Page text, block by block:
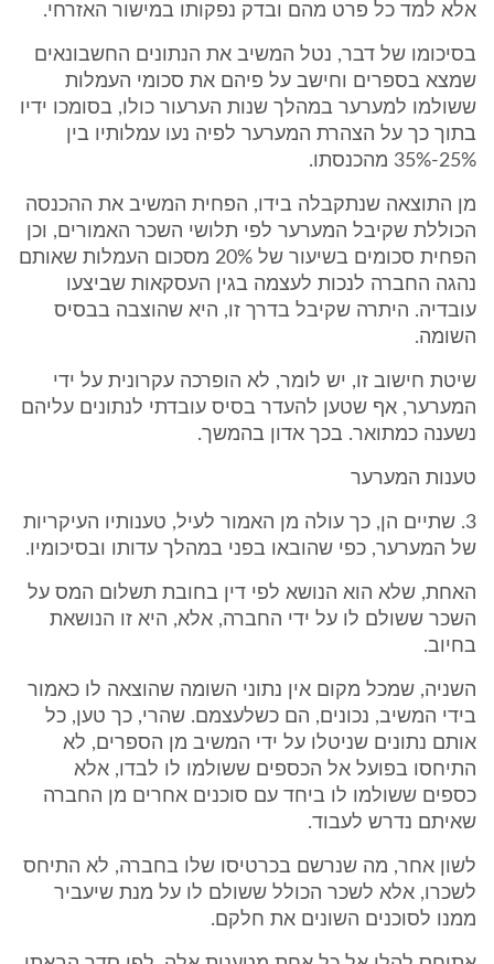
אלא למד כל פרט מהם ובדק נפקותו במישור האזרחי.
בסיכומו של דבר, נטל המשיב את הנתונים החשבונאים
שמצא בספרים וחישב על פיהם את סכומי העמלות
ששולמו למערער במהלך שנות הערעור כולו, בסומכו ידיו
בתוך כך על הצהרת המערער לפיה נעו עמלותיו בין
35%-25% מהכנסתו.
מן התוצאה שנתקבלה בידו, הפחית המשיב את ההכנסה
הכוללת שקיבל המערער לפי תלושי השכר האמורים, וכן
הפחית סכומים בשיעור של 20% מסכום העמלות שאותם
נהגה החברה לנכות לעצמה בגין העסקאות שביצעו
עובדיה. היתרה שקיבל בדרך זו, היא שהוצבה בבסיס
השומה.
שיטת חישוב זו, יש לומר, לא הופרכה עקרונית על ידי
המערער, אף שטען להעדר בסיס עובדתי לנתונים עליהם
נשענה כמתואר. בכך אדון בהמשך.
טענות המערער
3. שתיים הן, כך עולה מן האמור לעיל, טענותיו העיקריות
של המערער, כפי שהובאו בפני במהלך עדותו ובסיכומיו.
האחת, שלא הוא הנושא לפי דין בחובת תשלום המס על
השכר ששולם לו על ידי החברה, אלא, היא זו הנושאת
בחיוב.
השניה, שמכל מקום אין נתוני השומה שהוצאה לו כאמור
בידי המשיב, נכונים, הם כשלעצמם. שהרי, כך טען, כל
אותם נתונים שניטלו על ידי המשיב מן הספרים, לא
התיחסו בפועל אל הכספים ששולמו לו לבדו, אלא
כספים ששולמו לו ביחד עם סוכנים אחרים מן החברה
שאיתם נדרש לעבוד.
לשון אחר, מה שנרשם בכרטיסו שלו בחברה, לא התיחס
לשכרו, אלא לשכר הכולל ששולם לו על מנת שיעביר
ממנו לסוכנים השונים את חלקם.